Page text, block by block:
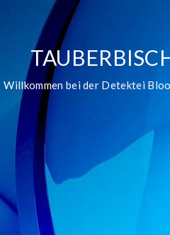
Willkommen bei der Detektei